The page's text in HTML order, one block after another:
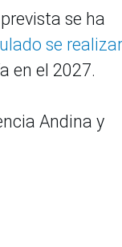
se ha
se
en el 2027.
Andina y